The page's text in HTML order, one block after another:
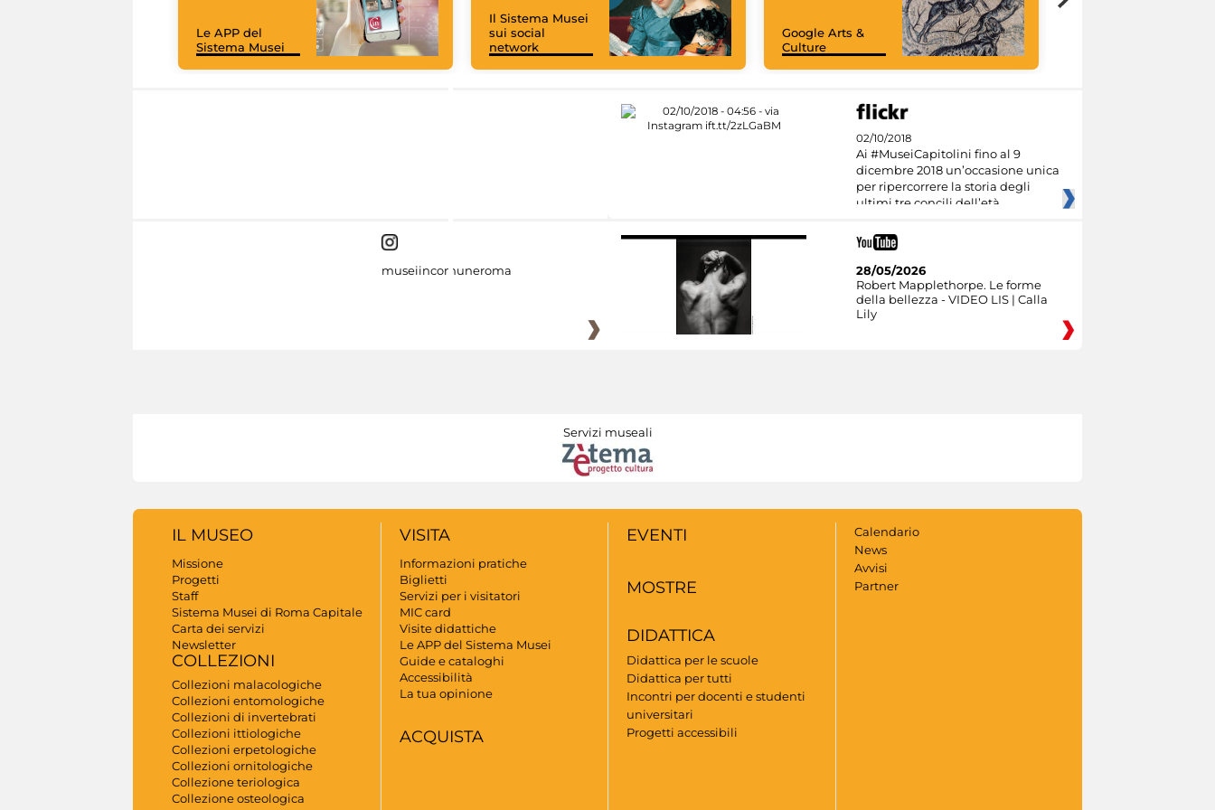
Le APP del
Sistema Musei
Il Sistema Musei
sui social
network
Google Arts &
Culture
02/10/2018
Ai #MuseiCapitolini fino al 9
dicembre 2018 un’occasione unica
per ripercorrere la storia degli
ultimi tre concili dell’età
museiincomuneroma
28/05/2026
Robert Mapplethorpe. Le forme
della bellezza - VIDEO LIS | Calla
Lily
Servizi museali
IL MUSEO
Missione
Progetti
Staff
Sistema Musei di Roma Capitale
Carta dei servizi
Newsletter
COLLEZIONI
Collezioni malacologiche
Collezioni entomologiche
Collezioni di invertebrati
Collezioni ittiologiche
Collezioni erpetologiche
Collezioni ornitologiche
Collezione teriologica
Collezione osteologica
VISITA
Informazioni pratiche
Biglietti
Servizi per i visitatori
MIC card
Visite didattiche
Le APP del Sistema Musei
Guide e cataloghi
Accessibilità
La tua opinione
ACQUISTA
EVENTI
MOSTRE
DIDATTICA
Didattica per le scuole
Didattica per tutti
Incontri per docenti e studenti
universitari
Progetti accessibili
Calendario
News
Avvisi
Partner